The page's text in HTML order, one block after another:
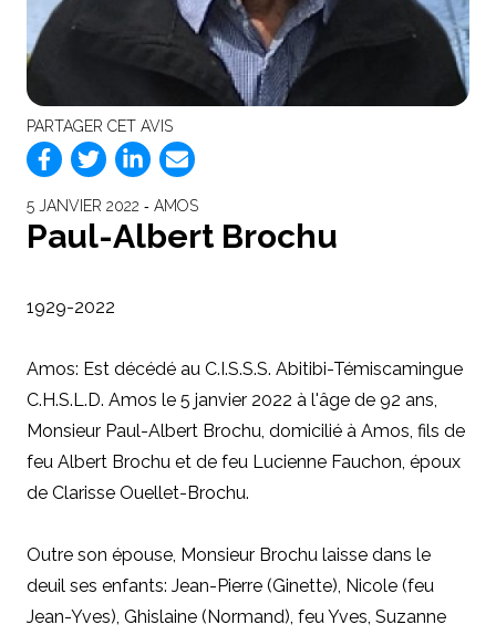
PARTAGER CET AVIS
5 JANVIER 2022 ‐ AMOS
Paul-Albert Brochu
1929-2022
Amos: Est décédé au C.I.S.S.S. Abitibi-Témiscamingue
C.H.S.L.D. Amos le 5 janvier 2022 à l'âge de 92 ans,
Monsieur Paul-Albert Brochu, domicilié à Amos, fils de
feu Albert Brochu et de feu Lucienne Fauchon, époux
de Clarisse Ouellet-Brochu.
Outre son épouse, Monsieur Brochu laisse dans le
deuil ses enfants: Jean-Pierre (Ginette), Nicole (feu
Jean-Yves), Ghislaine (Normand), feu Yves, Suzanne